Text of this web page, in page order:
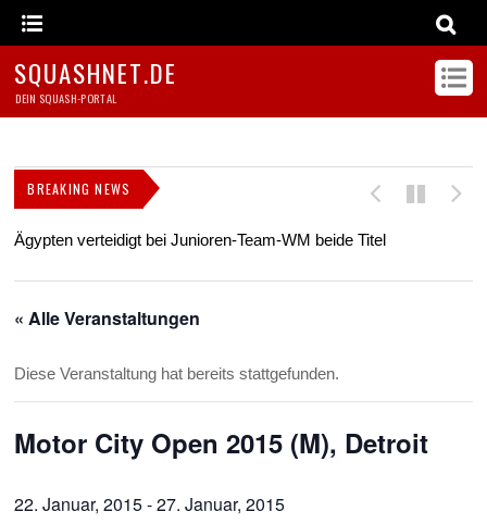
SQUASHNET.DE
DEIN SQUASH-PORTAL
BREAKING NEWS
Ägypten verteidigt bei Junioren-Team-WM beide Titel
« Alle Veranstaltungen
Diese Veranstaltung hat bereits stattgefunden.
Motor City Open 2015 (M), Detroit
22. Januar, 2015-27. Januar, 2015